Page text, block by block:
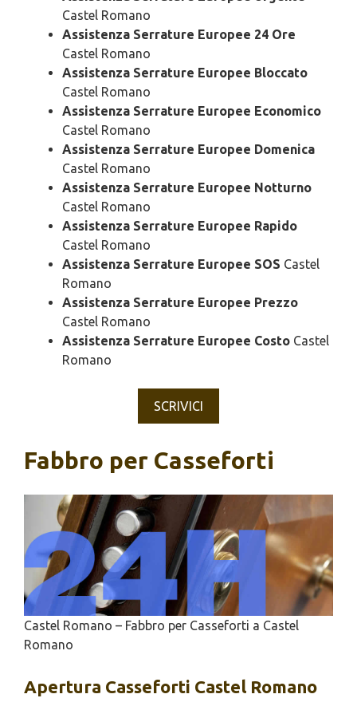
Castel Romano
Assistenza Serrature Europee 24 Ore
Castel Romano
Assistenza Serrature Europee Bloccato
Castel Romano
Assistenza Serrature Europee Economico
Castel Romano
Assistenza Serrature Europee Domenica
Castel Romano
Assistenza Serrature Europee Notturno
Castel Romano
Assistenza Serrature Europee Rapido
Castel Romano
Assistenza Serrature Europee SOS Castel
Romano
Assistenza Serrature Europee Prezzo
Castel Romano
Assistenza Serrature Europee Costo Castel
Romano
SCRIVICI
Fabbro per Casseforti
Castel Romano – Fabbro per Casseforti a Castel
Romano
Apertura Casseforti Castel Romano